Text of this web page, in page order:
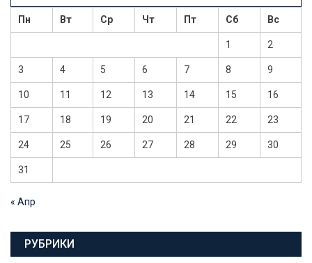
Пн Вт Ср Чт Пт Сб Вс
1 2
3 4 5 6 7 8 9
10 11 12 13 14 15 16
17 18 19 20 21 22 23
24 25 26 27 28 29 30
31
« Апр
РУБРИКИ